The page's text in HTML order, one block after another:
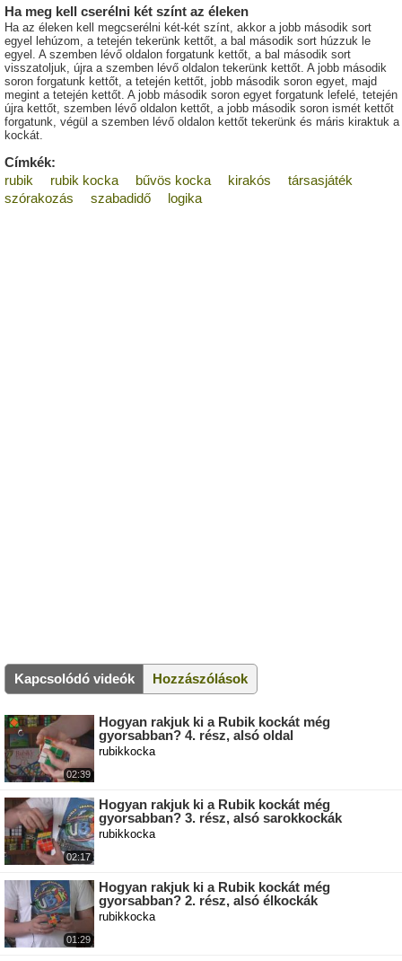
Ha meg kell cserélni két színt az éleken
Ha az éleken kell megcserélni két-két színt, akkor a jobb második sort
egyel lehúzom, a tetején tekerünk kettőt, a bal második sort húzzuk le
egyel. A szemben lévő oldalon forgatunk kettőt, a bal második sort
visszatoljuk, újra a szemben lévő oldalon tekerünk kettőt. A jobb második
soron forgatunk kettőt, a tetején kettőt, jobb második soron egyet, majd
megint a tetején kettőt. A jobb második soron egyet forgatunk lefelé, tetején
újra kettőt, szemben lévő oldalon kettőt, a jobb második soron ismét kettőt
forgatunk, végül a szemben lévő oldalon kettőt tekerünk és máris kiraktuk a
kockát.
Címkék:
rubik
rubik kocka bűvös kocka kirakós
társasjáték
szórakozás
szabadidő logika
Kapcsolódó videók Hozzászólások
02:39
Hogyan rakjuk ki a Rubik kockát még
gyorsabban? 4. rész, alsó oldal
rubikkocka
02:17
Hogyan rakjuk ki a Rubik kockát még
gyorsabban? 3. rész, alsó sarokkockák
rubikkocka
01:29
Hogyan rakjuk ki a Rubik kockát még
gyorsabban? 2. rész, alsó élkockák
rubikkocka